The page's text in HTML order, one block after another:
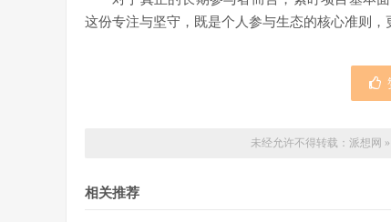
这份专注与坚守，既是个人参与生态的核心准则，
未经允许不得转载： 派想网 »
相关推荐